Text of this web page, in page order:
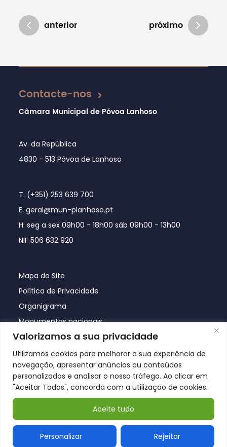
Valorizamos a sua privacidade
Utilizamos cookies para melhorar a sua experiência de
navegação, apresentar anúncios ou conteúdos
personalizados e analisar o nosso tráfego. Ao clicar em
"Aceitar Todos", concorda com a utilização de cookies.
Personalizar Rejeitar
Aceite tudo
anterior próximo
Atualizado em 29/10/2020
Contacte-nos
Câmara Municipal de Póvoa Lanhoso
Av. da República
4830 - 513 Póvoa de Lanhoso
T. (+351) 253 639 700
E. geral@mun-planhoso.pt
H. seg a sex 09h00 - 18h00 sáb 09h00 - 13h00
NIF 506 632 920
Mapa do Site
Política de Privacidade
Organigrama
Monumentos nacionais
© Póvoa de Lanhoso 2026